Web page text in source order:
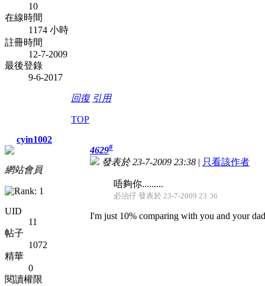
10
在線時間
1174 小時
註冊時間
12-7-2009
最後登錄
9-6-2017
回復 引用
TOP
cyin1002
網站會員
UID
11
帖子
1072
精華
0
閱讀權限
4629#
發表於 23-7-2009 23:38 | 只看該作者
唔夠你.........
必治仔 發表於 23-7-2009 23:36
I'm just 10% comparing with you and your